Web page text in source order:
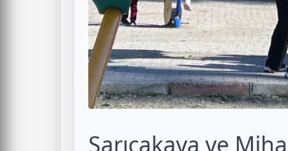
Sarıcakaya ve